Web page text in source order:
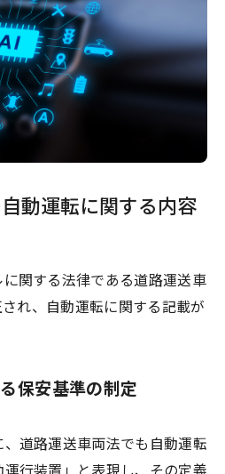
動運転に関する内容
関する法律である道路運送車
れ、自動運転に関する記載が
保安基準の制定
道路運送車両法でも自動運転
行装置」と表現し、その定義